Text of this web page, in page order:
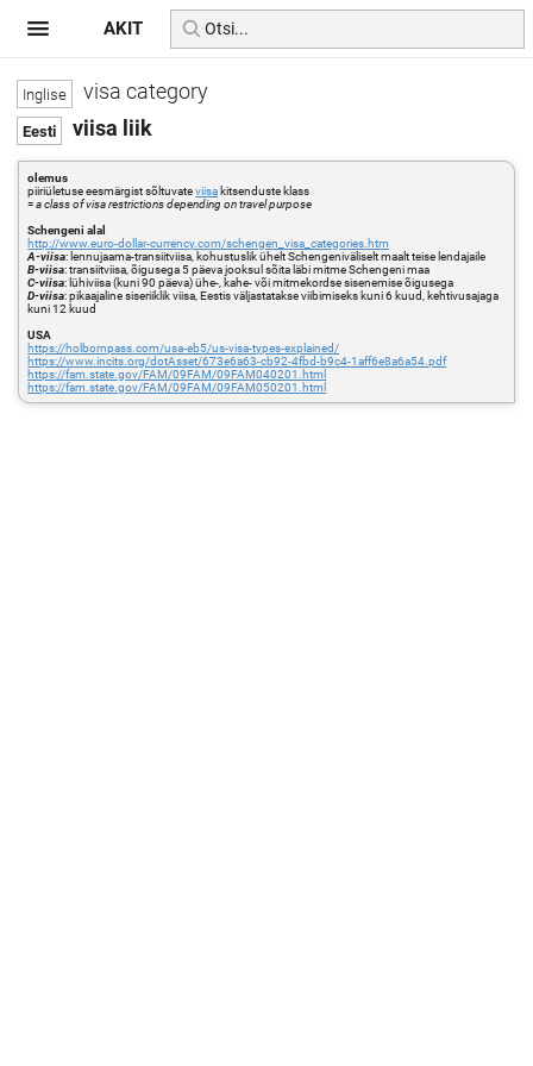
visa category
viisa liik
olemus
piiriületuse eesmärgist sõltuvateviisa kitsenduste klass
=a class of visa restrictions depending on travel purpose
Schengeni alal
http://www.euro-dollar-currency.com/schengen_visa_categories.htm
A-viisa: lennujaama-transiitviisa, kohustuslik ühelt Schengeniväliselt maalt teise lendajaile
B-viisa: transiitviisa, õigusega 5 päeva jooksul sõita läbi mitme Schengeni maa
C-viisa: lühiviisa (kuni 90 päeva) ühe-, kahe- või mitmekordse sisenemise õigusega
D-viisa: pikaajaline siseriiklik viisa, Eestis väljastatakse viibimiseks kuni 6 kuud, kehtivusajaga
kuni 12 kuud
USA
https://holbornpass.com/usa-eb5/us-visa-types-explained/
https://www.incits.org/dotAsset/673e6a63-cb92-4fbd-b9c4-1aff6e8a6a54.pdf
https://fam.state.gov/FAM/09FAM/09FAM040201.html
https://fam.state.gov/FAM/09FAM/09FAM050201.html
AKIT